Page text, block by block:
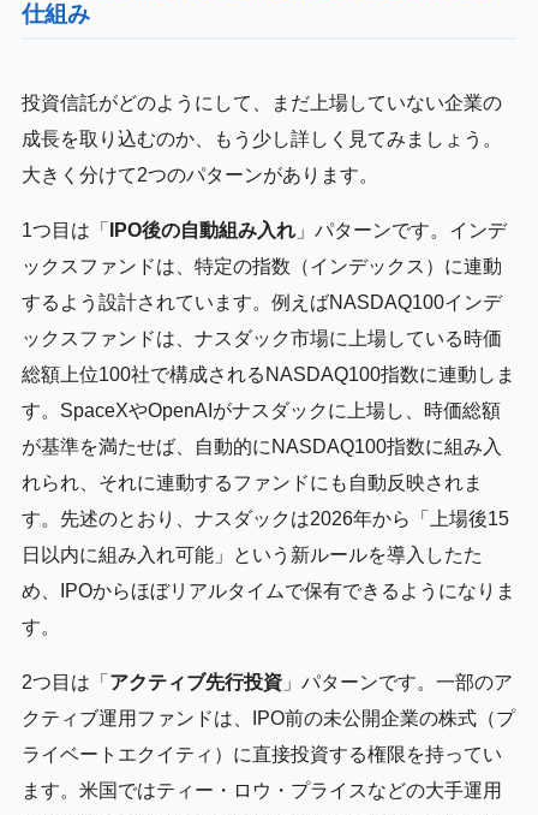
仕組み
投資信託がどのようにして、まだ上場していない企業の
成長を取り込むのか、もう少し詳しく見てみましょう。
大きく分けて2つのパターンがあります。
1つ目は「 IPO後の自動組み入れ」パターンです。インデ
ックスファンドは、特定の指数（インデックス）に連動
するよう設計されています。例えばNASDAQ100インデ
ックスファンドは、ナスダック市場に上場している時価
総額上位100社で構成されるNASDAQ100指数に連動しま
す。SpaceXやOpenAIがナスダックに上場し、時価総額
が基準を満たせば、自動的にNASDAQ100指数に組み入
れられ、それに連動するファンドにも自動反映されま
す。先述のとおり、ナスダックは2026年から「上場後15
日以内に組み入れ可能」という新ルールを導入したた
め、IPOからほぼリアルタイムで保有できるようになりま
す。
2つ目は「 アクティブ先行投資」パターンです。一部のア
クティブ運用ファンドは、IPO前の未公開企業の株式（プ
ライベートエクイティ）に直接投資する権限を持ってい
ます。米国ではティー・ロウ・プライスなどの大手運用